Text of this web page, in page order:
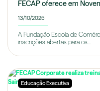
FECAP oferece em
13/10/2025
A Fundação Escola de
inscrições abertas para os...
Educação Executiva